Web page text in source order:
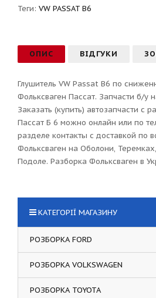
Теги: VW PASSAT B6
ОПИС ВІДГУКИ
Глушитель VW Passat B6 по
Фольксваген Пассат. Запчасти б/у
Заказать (купить) автозапчасти с
Пассат Б 6 можно онлайн или по
разделе контакты с доставкой по
Фольксваген на Оболони,
Подоле. Разборка Фольксваген в
КАТЕГОРІЇ МАГАЗИНУ
РОЗБОРКА FORD
РОЗБОРКА VOLKSWAGEN
РОЗБОРКА TOYOTA